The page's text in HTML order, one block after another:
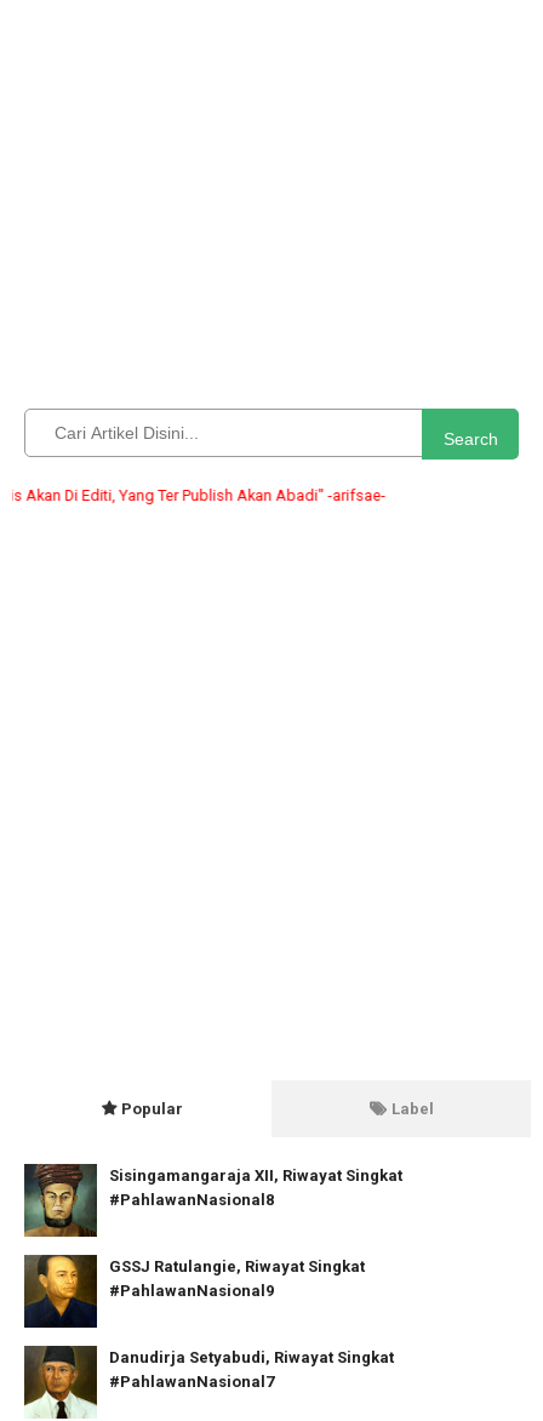
Search
Di Editi, Yang Ter Publish Akan Abadi" -arifsae-
Popular Label
Sisingamangaraja XII, Riwayat Singkat
#PahlawanNasional8
GSSJ Ratulangie, Riwayat Singkat
#PahlawanNasional9
Danudirja Setyabudi, Riwayat Singkat
#PahlawanNasional7